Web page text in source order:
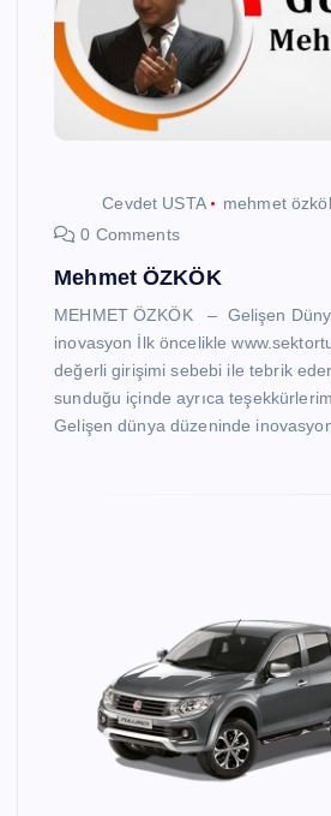
Cevdet USTA mehmet
0 Comments
Mehmet ÖZKÖK
MEHMET ÖZKÖK – Gelişen
inovasyon İlk öncelikle
değerli girişimi sebebi ile tebrik
sunduğu içinde ayrıca
Gelişen dünya düzeninde